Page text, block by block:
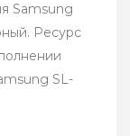
Samsung
Ресурс
SL-